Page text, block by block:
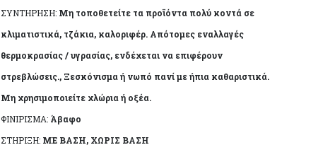
ΣΥΝΤΗΡΗΣΗ: Μη τοποθετείτε τα προϊόντα πολύ κοντά σε
κλιματιστικά, τζάκια, καλοριφέρ. Απότομες εναλλαγές
θερμοκρασίας / υγρασίας, ενδέχεται να επιφέρουν
στρεβλώσεις., Ξεσκόνισμα ή νωπό πανί με ήπια καθαριστικά.
Μη χρησιμοποιείτε χλώρια ή οξέα.
ΦΙΝΙΡΙΣΜΑ: Άβαφο
ΣΤΗΡΙΞΗ: ΜΕ ΒΑΣΗ, ΧΩΡΙΣ ΒΑΣΗ